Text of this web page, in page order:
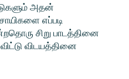
அதன்
எப்படி
சிறு பாடத்தினை
விடயத்தினை